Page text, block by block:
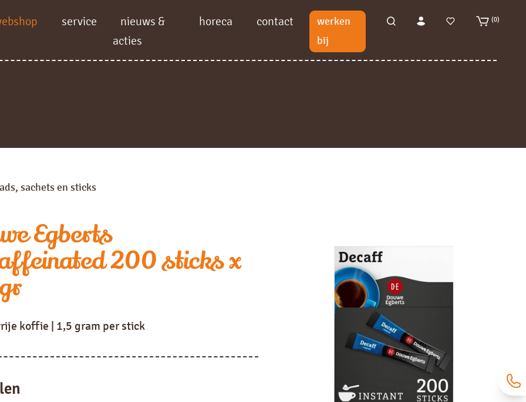
service
nieuws &
acties
horeca contact
werken
bij
(0)
sachets en sticks
Egberts
200 sticks x
koffie | 1,5 gram per stick